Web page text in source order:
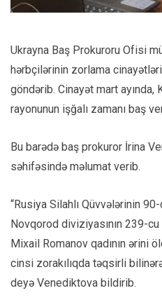
Ukrayna Baş Prokuroru Ofisi
hərbçilərinin zorlama
göndərib. Cinayət mart
rayonunun işğalı zamanı baş
Bu barədə baş prokuror İrina
səhifəsində məlumat verib.
“Rusiya Silahlı Qüvvələrinin
Novqorod diviziyasının 239-cu
Mixail Romanov qadının ərini
cinsi zorakılıqda təqsirli
deyə Venediktova bildirib.